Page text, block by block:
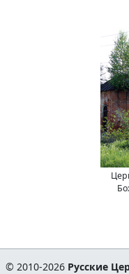
© 2010-2026 Русские